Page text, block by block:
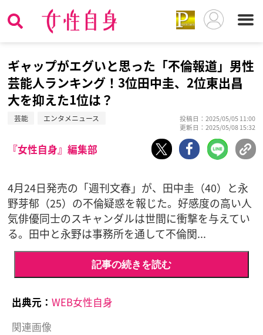
ギャップがエグいと思った「不倫報道」男性
芸能人ランキング！3位田中圭、2位東出昌
大を抑えた1位は？
芸能 エンタメニュース
投稿日：2025/05/05 11:00
更新日：2025/05/08 15:32
『女性自身』編集部
4月24日発売の「週刊文春」が、田中圭（40）と永
野芽郁（25）の不倫疑惑を報じた。好感度の高い人
気俳優同士のスキャンダルは世間に衝撃を与えてい
る。田中と永野は事務所を通して不倫関...
記事の続きを読む
出典元： WEB女性自身
関連画像